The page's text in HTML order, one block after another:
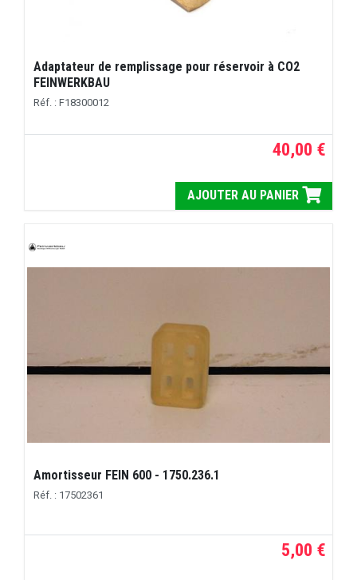
Adaptateur de remplissage pour réservoir à CO2
FEINWERKBAU
Réf. : F18300012
40,00 €
AJOUTER AU PANIER
Amortisseur FEIN 600 - 1750.236.1
Réf. : 17502361
5,00 €